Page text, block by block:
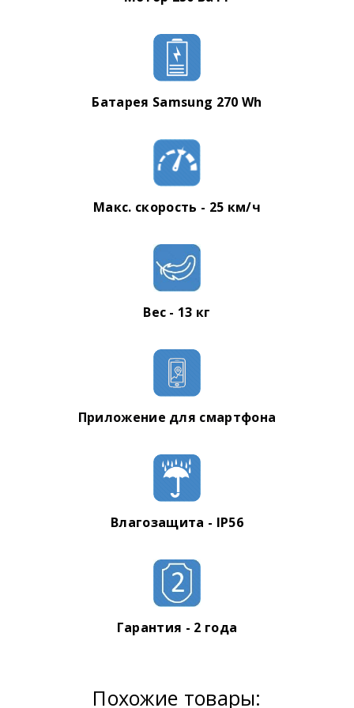
Батарея Samsung 270 Wh
Макс. скорость - 25 км/ч
Вес - 13 кг
Приложение для смартфона
Влагозащита - IP56
Гарантия - 2 года
Похожие товары: